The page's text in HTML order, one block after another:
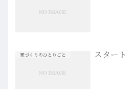
家づくりのひとりごと スタート